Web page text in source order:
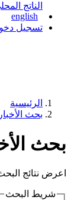
الناتج
english
تسجيل
الرئيسية
بحث الأخبار
بحث
اعرض نتائج
شريط البحث